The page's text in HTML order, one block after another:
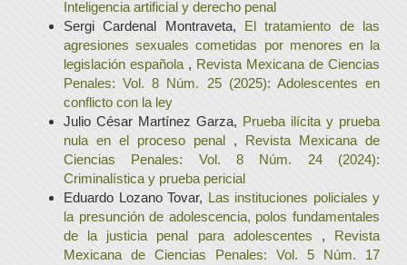
Inteligencia artificial y derecho penal
Sergi Cardenal Montraveta, El tratamiento de las
agresiones sexuales cometidas por menores en la
legislación española , Revista Mexicana de Ciencias
Penales: Vol. 8 Núm. 25 (2025): Adolescentes en
conflicto con la ley
Julio César Martínez Garza, Prueba ilícita y prueba
nula en el proceso penal , Revista Mexicana de
Ciencias Penales: Vol. 8 Núm. 24 (2024):
Criminalística y prueba pericial
Eduardo Lozano Tovar, Las instituciones policiales y
la presunción de adolescencia, polos fundamentales
de la justicia penal para adolescentes , Revista
Mexicana de Ciencias Penales: Vol. 5 Núm. 17